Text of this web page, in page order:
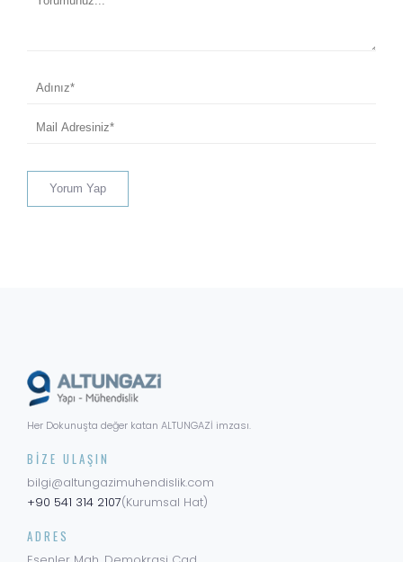
Her Dokunuşta değer katan ALTUNGAZİ imzası.
BIZE ULAŞIN
bilgi@altungazimuhendislik.com
+90 541 314 2107(Kurumsal Hat)
ADRES